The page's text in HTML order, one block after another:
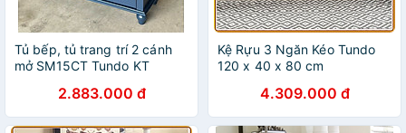
Tủ bếp, tủ trang trí 2 cánh
mở SM15CT Tundo KT
82 / cm2.883.000 đ
Kệ Rựu 3 Ngăn Kéo Tundo
120 x 40 x 80 cm
4.309.000 đ